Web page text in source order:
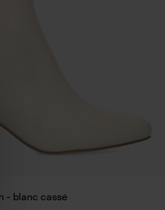
- blanc cassé